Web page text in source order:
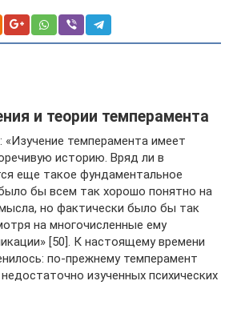
и теории темперамента
«Изучение темперамента имеет
историю. Вряд ли в
еще такое фундаментальное
бы всем так хорошо понятно на
но фактически было бы так
на многочисленные ему
[50]. К настоящему времени
по-прежнему темперамент
изученных психических